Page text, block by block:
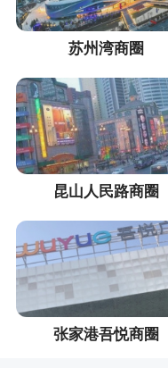
苏州湾商圈
昆山人民路商圈
张家港吾悦商圈